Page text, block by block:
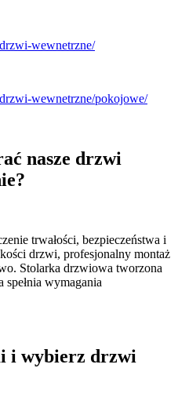
wewnetrzne/
wewnetrzne/pokojowe/
nasze drzwi
trwałości, bezpieczeństwa i
drzwi, profesjonalny montaż
Stolarka drzwiowa tworzona
spełnia wymagania
i wybierz drzwi